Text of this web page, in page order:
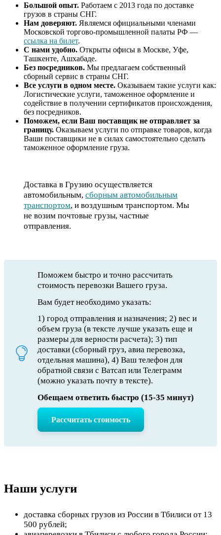
Большой опыт. Работаем с 2013 года по доставке
грузов в страны СНГ.
Нам доверяют. Являемся официальными членами
Московской торгово-промышленной палаты РФ —
ссылка на билет.
С нами удобно. Открыты офисы в Москве, Уфе,
Ташкенте, Ашхабаде.
Без посредников. Мы предлагаем собственный
сборный сервис в страны СНГ.
Все услуги в одном месте. Оказываем такие услуги как:
Логистические услуги, таможенное оформление и
содействие в получении сертификатов происхождения,
без посредников.
Поможем, если Ваш поставщик не отправляет за
границу. Оказываем услуги по отправке товаров, когда
Ваши поставщики не в силах самостоятельно сделать
таможенное оформление груза.
Доставка в Грузию осуществляется
автомобильным, сборным автомобильным
транспортом, и воздушным транспортом. Мы
не возим почтовые грузы, частные
отправления.
Поможем быстро и точно рассчитать
стоимость перевозки Вашего груза.
Вам будет необходимо указать:
1) город отправления и назначения; 2) вес и
объем груза (в тексте лучше указать еще и
размеры для верности расчета); 3) тип
доставки (сборный груз, авиа перевозка,
отдельная машина), 4) Ваш телефон для
обратной связи с Ватсап или Телеграмм
(можно указать почту в тексте).
Обещаем ответить быстро (15-35 минут)
Рассчитать стоимость
Наши услуги
доставка сборных грузов из России в Тбилиси от 13
500 рублей;